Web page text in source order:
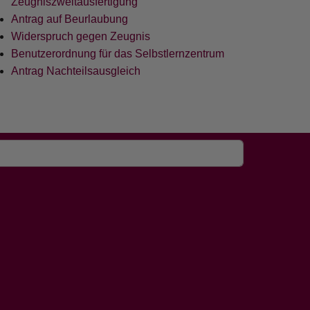
Antrag auf Beurlaubung
Widerspruch gegen Zeugnis
Benutzerordnung für das Selbstlernzentrum
Antrag Nachteilsausgleich